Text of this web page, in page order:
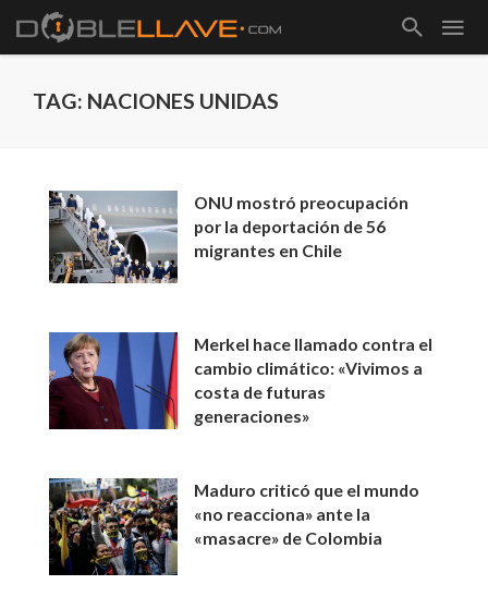
TAG: NACIONES UNIDAS
ONU mostró preocupación
por la deportación de 56
migrantes en Chile
Merkel hace llamado contra el
cambio climático: «Vivimos a
costa de futuras
generaciones»
Maduro criticó que el mundo
«no reacciona» ante la
«masacre» de Colombia